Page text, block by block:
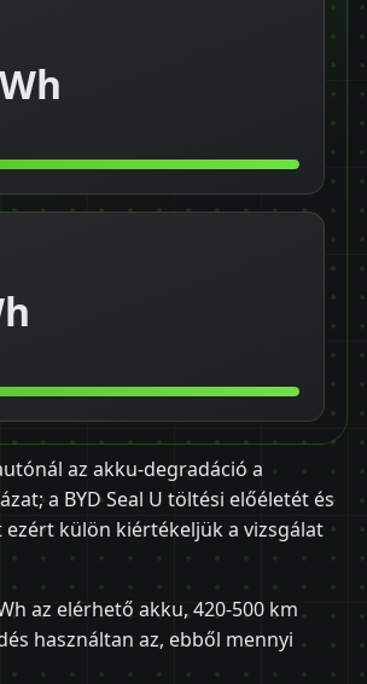
az akku-degradáció a
a BYD Seal U töltési előéletét és
ezért külön kiértékeljük a vizsgálat
az elérhető akku, 420-500 km
használtan az, ebből mennyi